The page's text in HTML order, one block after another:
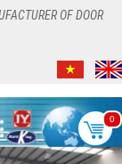
OF DOOR
0